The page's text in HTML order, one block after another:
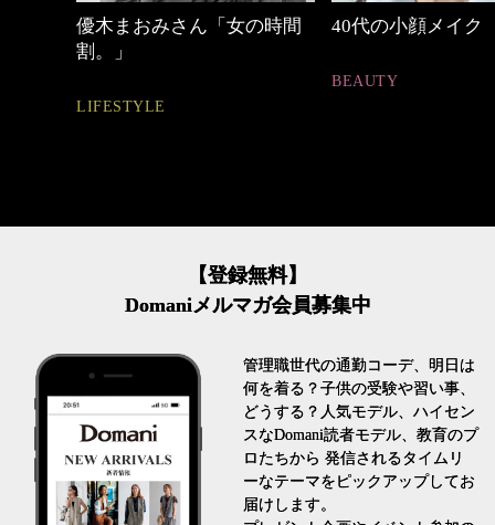
40代の小顔メイク
【ワーママのきれ
【登録無料】
Domaniメルマガ会員募集中
管理職世代の通勤コーデ、明日は
何を着る？子供の受験や習い事、
どうする？人気モデル、ハイセン
スなDomani読者モデル、教育のプ
ロたちから 発信されるタイムリ
ーなテーマをピックアップしてお
届けします。